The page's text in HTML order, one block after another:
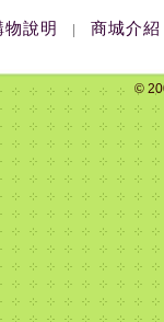
物說明 商城介紹
©